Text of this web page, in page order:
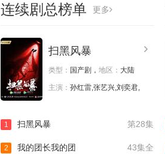
连续剧总榜单 更多
扫黑风暴
类型： 国产剧， 地区： 大陆
主演： 孙红雷,张艺兴,刘奕君,
第28集
1 扫黑风暴
43集全
2 我的团长我的团